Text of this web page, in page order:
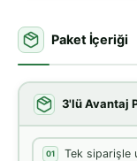
Paket İçeriği
3'lü Avantaj
01
Tek siparişle